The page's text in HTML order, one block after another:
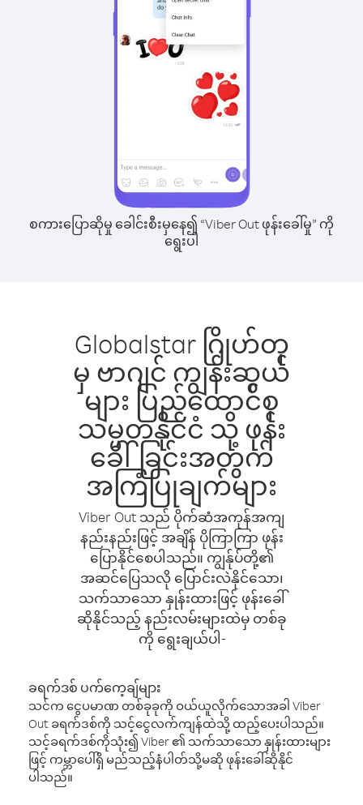
စကားပြောဆိုမှု ခေါင်းစီးမှနေ၍ “Viber Out ဖုန်းခေါ်မှု” ကို
ရွေးပါ
Globalstar ဂြိုဟ်တု
မှ ဗာဂျင် ကျွန်းဆွယ်
များ ပြည်ထောင်စု
သမ္မတနိုင်ငံ သို့ ဖုန်း
ခေါ်ခြင်းအတွက်
အကြံပြုချက်များ
Viber Out သည် ပိုက်ဆံအကုန်အကျ
နည်းနည်းဖြင့် အချိန် ပိုကြာကြာ ဖုန်း
ပြောနိုင်စေပါသည်။ ကျွန်ုပ်တို့၏
အဆင်ပြေသလို ပြောင်းလဲနိုင်သော၊
သက်သာသော နှုန်းထားဖြင့် ဖုန်းခေါ်
ဆိုနိုင်သည့် နည်းလမ်းများထဲမှ တစ်ခု
ကို ရွေးချယ်ပါ-
ခရက်ဒစ် ပက်ကေ့ချ်များ
သင်က ငွေပမာဏ တစ်ခုခုကို ဝယ်ယူလိုက်သောအခါ Viber
Out ခရက်ဒစ်ကို သင့်ငွေလက်ကျန်ထဲသို့ ထည့်ပေးပါသည်။
သင့်ခရက်ဒစ်ကိုသုံး၍ Viber ၏ သက်သာသော နှုန်းထားများ
ဖြင့် ကမ္ဘာပေါ်ရှိ မည်သည့်နံပါတ်သို့မဆို ဖုန်းခေါ်ဆိုနိုင်
ပါသည်။